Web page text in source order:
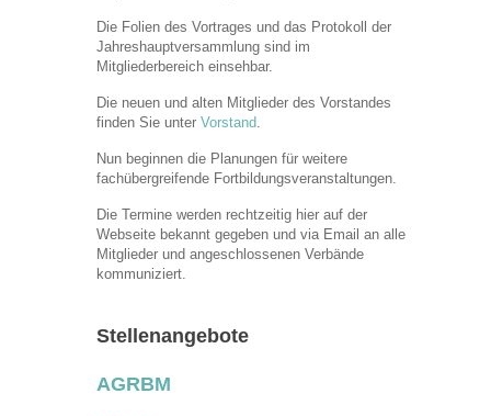
Die Folien des Vortrages und das Protokoll der
Jahreshauptversammlung sind im
Mitgliederbereich einsehbar.
Die neuen und alten Mitglieder des Vorstandes
finden Sie unter Vorstand
Nun beginnen die Planungen für weitere
fachübergreifende Fortbildungsveranstaltungen.
Die Termine werden rechtzeitig hier auf der
Webseite bekannt gegeben und via Email an alle
Mitglieder und angeschlossenen Verbände
kommuniziert.
Stellenangebote
AGRBM